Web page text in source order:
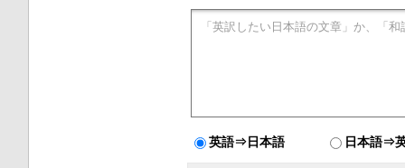
英語⇒日本語 日本語⇒